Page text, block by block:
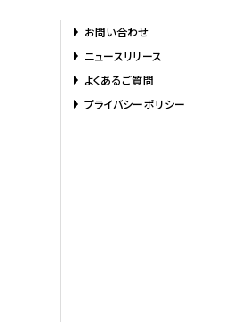
お問い合わせ
ニュースリリース
よくあるご質問
プライバシーポリシー